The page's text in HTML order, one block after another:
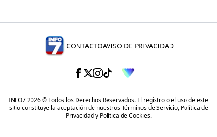
CONTACTOAVISO DE PRIVACIDAD
INFO7 2026 © Todos los Derechos Reservados. El registro o el uso de este
sitio constituye la aceptación de nuestrosTérminos de Servicio, Política de
Privacidady Política de Cookies.